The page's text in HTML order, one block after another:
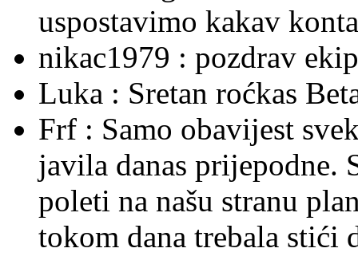
uspostavimo kakav
nikac1979 : pozdrav
Luka : Sretan roćkas
Frf : Samo obavijest
javila danas prijepodne.
poleti na našu stranu
tokom dana trebala stići